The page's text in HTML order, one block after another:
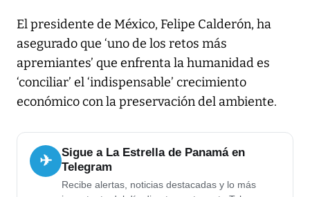
El presidente de México, Felipe Calderón, ha
asegurado que ‘uno de los retos más
apremiantes’ que enfrenta la humanidad es
‘conciliar’ el ‘indispensable’ crecimiento
económico con la preservación del ambiente.
✈
Sigue a La Estrella de Panamá en
Telegram
Recibe alertas, noticias destacadas y lo más